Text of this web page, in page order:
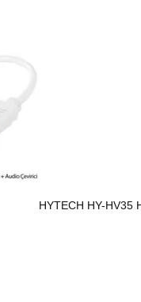
HYTECH HY-HV35